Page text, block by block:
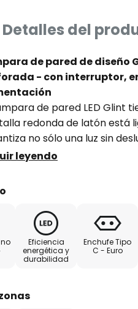
Detalles del
de pared de diseño
- con interruptor,
de pared LED Glint
redonda de latón está
no sólo una luz sin
juego de luces y
de corriente (incluido
de una conexión de
y pueden ser
si está conectado a la
sueco Felix
representa el típico
leyendo
Eficiencia
energética y
durabilidad
Enchufe Tipo
C - Euro